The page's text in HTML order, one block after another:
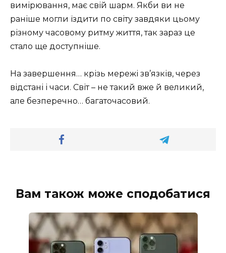
вимірювання, має свій шарм. Якби ви не
раніше могли їздити по світу завдяки цьому
різному часовому ритму життя, так зараз це
стало ще доступніше.
На завершення… крізь мережі зв’язків, через
відстані і часи. Світ – не такий вже й великий,
але безперечно… багаточасовий.
Вам також може сподобатися